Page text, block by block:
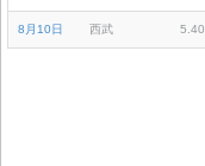
8月10日 西武 5.40